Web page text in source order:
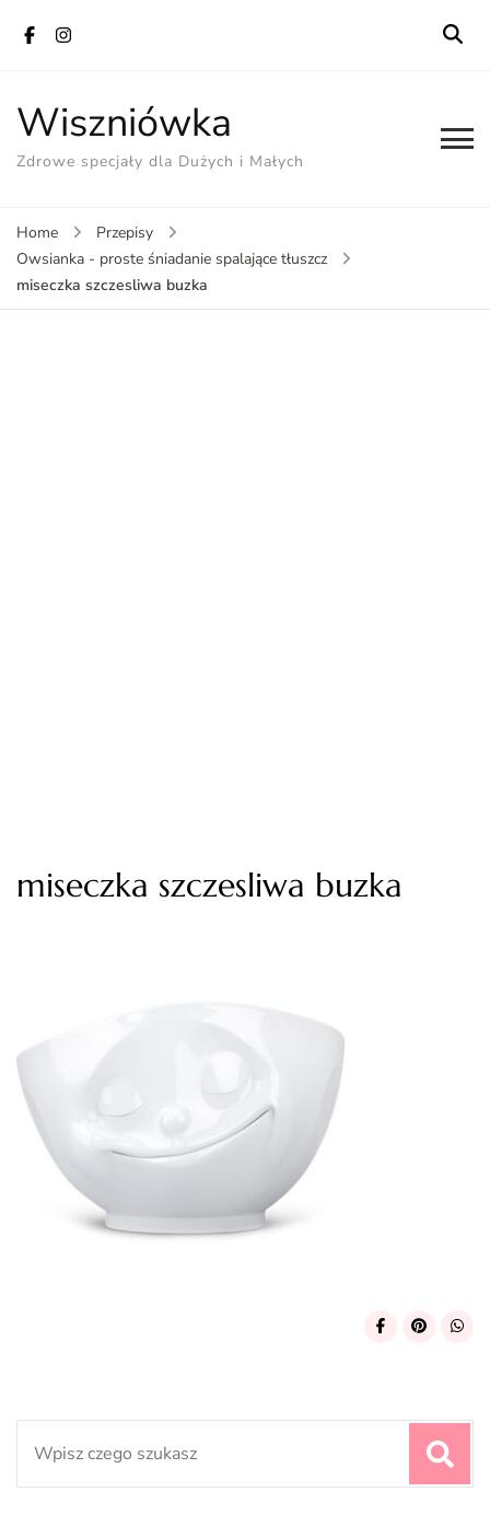
Wiszniówka
Zdrowe specjały dla Dużych i Małych
Home
Przepisy
Owsianka - proste śniadanie spalające tłuszcz
miseczka szczesliwa buzka
miseczka szczesliwa buzka